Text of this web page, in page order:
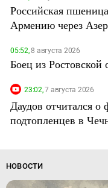
Российская
Армению через
05:52,8 августа 2026
Боец из Ростовской
23:02,7 августа 2026
Даудов отчитался
подтопленцев в
НОВОСТИ